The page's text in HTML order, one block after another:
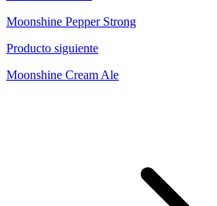
Moonshine Pepper Strong
Producto siguiente
Moonshine Cream Ale